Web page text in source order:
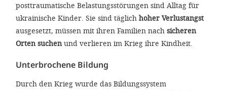
posttraumatische Belastungsstörungen sind Alltag für
ukrainische Kinder. Sie sind täglich hoher Verlustangst
ausgesetzt, müssen mit ihren Familien nach sicheren
Orten suchenund verlieren im Krieg ihre Kindheit.
Unterbrochene Bildung
Durch den Krieg wurde das Bildungssystem